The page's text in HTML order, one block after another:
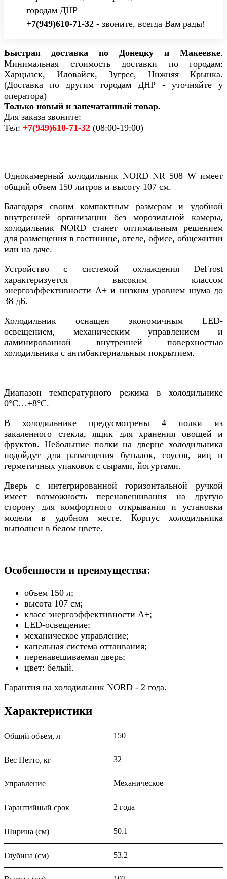
городам ДНР
+7(949)610-71-32 - звоните, всегда Вам рады!
Быстрая доставка по Донецку и Макеевке.
Минимальная стоимость доставки по городам:
Харцызск, Иловайск, Зугрес, Нижняя Крынка.
(Доставка по другим городам ДНР - уточняйте у
оператора)
Только новый и запечатанный товар.
Для заказа звоните:
Тел: +7(949)610-71-32 (08:00-19:00)
Однокамерный холодильник NORD NR 508 W имеет
общий объем 150 литров и высоту 107 см.
Благодаря своим компактным размерам и удобной
внутренней организации без морозильной камеры,
холодильник NORD станет оптимальным решением
для размещения в гостинице, отеле, офисе, общежитии
или на даче.
Устройство с системой охлаждения DeFrost
характеризуется высоким классом
энергоэффективности А+ и низким уровнем шума до
38 дБ.
Холодильник оснащен экономичным LED-
освещением, механическим управлением и
ламинированной внутренней поверхностью
холодильника с антибактериальным покрытием.
Диапазон температурного режима в холодильнике
0°С…+8°С.
В холодильнике предусмотрены 4 полки из
закаленного стекла, ящик для хранения овощей и
фруктов. Небольшие полки на дверце холодильника
подойдут для размещения бутылок, соусов, яиц и
герметичных упаковок с сырами, йогуртами.
Дверь с интегрированной горизонтальной ручкой
имеет возможность перенавешивания на другую
сторону для комфортного открывания и установки
модели в удобном месте. Корпус холодильника
выполнен в белом цвете.
Особенности и преимущества:
объем 150 л;
высота 107 см;
класс энергоэффективности А+;
LED-освещение;
механическое управление;
капельная система оттаивания;
перенавешиваемая дверь;
цвет: белый.
Гарантия на холодильник NORD - 2 года.
Характеристики
Общий объем, л 150
Вес Нетто, кг 32
Управление Механическое
Гарантийный срок 2 года
Ширина (см) 50.1
Глубина (см) 53.2